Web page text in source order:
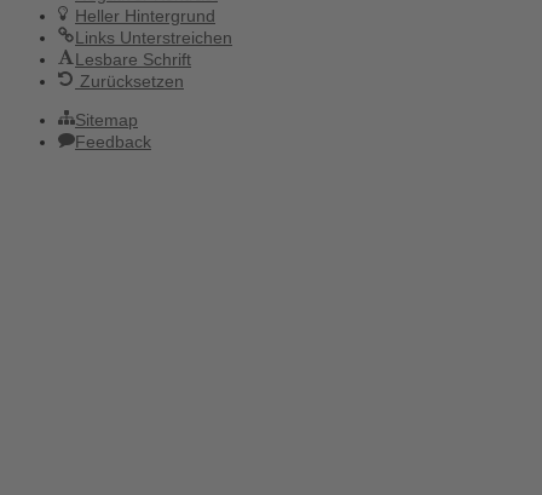
Heller Hintergrund
Links Unterstreichen
Lesbare Schrift
Zurücksetzen
Sitemap
Feedback